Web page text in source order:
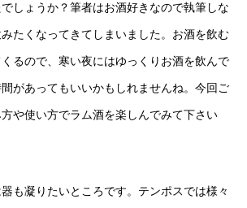
しょうか？筆者はお酒好きなので執筆しな
たくなってきてしまいました。お酒を飲む
るので、寒い夜にはゆっくりお酒を飲んで
があってもいいかもしれませんね。今回ご
や使い方でラム酒を楽しんでみて下さい
も凝りたいところです。テンポスでは様々